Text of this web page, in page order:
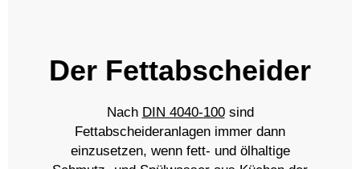
Der Fettabscheider
Nach DIN 4040-100sind
Fettabscheideranlagen immer dann
einzusetzen, wenn fett- und ölhaltige